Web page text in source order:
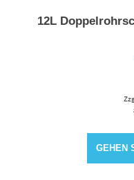
12L
GEHEN